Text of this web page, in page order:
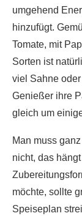
umgehend
hinzufügt.
Tomate, mit
Sorten ist
viel Sahne
Genießer ihre
gleich um
Man muss
nicht, das
möchte, sollte
Speiseplan